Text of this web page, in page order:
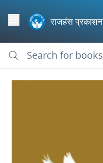
राजहंस प्रकाशन